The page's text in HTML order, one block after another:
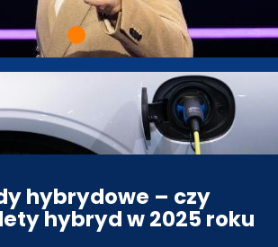
hybrydowe – czy
hybryd w 2025 roku